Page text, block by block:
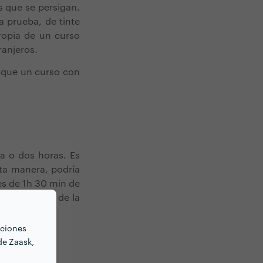
Zaask,
que se persigan.
prueba, de tinte
de un curso
un curso con
o dos horas. Es
manera, podría
de 1h 30 min de
depende de la